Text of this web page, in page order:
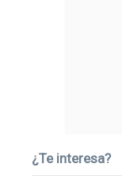
¿Te interesa?